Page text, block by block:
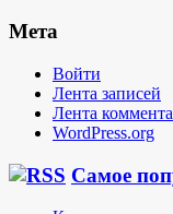
Мета
Войти
Лента записей
Лента
WordPress.org
Самое